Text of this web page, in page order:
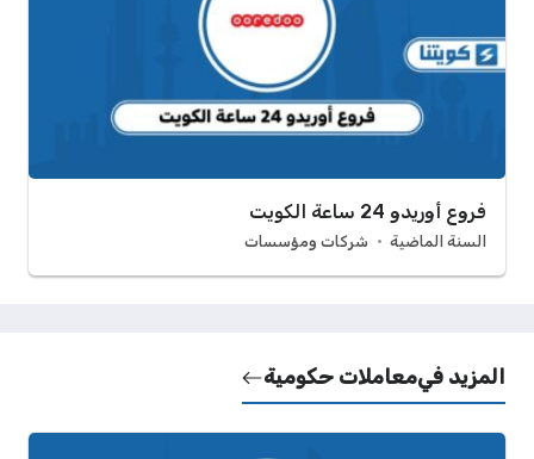
فروع أوريدو 24 ساعة الكويت
السنة الماضية شركات ومؤسسات
المزيد فيمعاملات حكومية